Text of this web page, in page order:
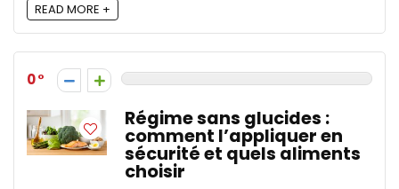
READ MORE +
0
Régime sans glucides :
comment l’appliquer en
sécurité et quels aliments
choisir